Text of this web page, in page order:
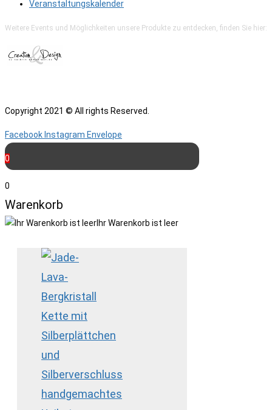
Veranstaltungskalender
Weitere Events und Möglichkeiten unsere Produkte zu entdecken, finden Sie hier:
Copyright 2021 © All rights Reserved.
Facebook Instagram Envelope
0
0
Warenkorb
Ihr Warenkorb ist leer